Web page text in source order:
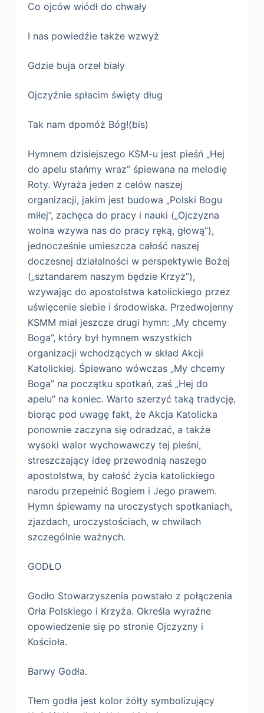
Co ojców wiódł do chwały
I nas powiedźie także wzwyż
Gdzie buja orzeł biały
Ojczyźnie spłacim święty dług
Tak nam dpomóż Bóg!(bis)
Hymnem dzisiejszego KSM-u jest pieśń „Hej
do apelu stańmy wraz” śpiewana na melodię
Roty. Wyraża jeden z celów naszej
organizacji, jakim jest budowa „Polski Bogu
miłej”, zachęca do pracy i nauki („Ojczyzna
wolna wzywa nas do pracy ręką, głową”),
jednocześnie umieszcza całość naszej
doczesnej działalności w perspektywie Bożej
(„sztandarem naszym będzie Krzyż”),
wzywając do apostolstwa katolickiego przez
uświęcenie siebie i środowiska. Przedwojenny
KSMM miał jeszcze drugi hymn: „My chcemy
Boga”, który był hymnem wszystkich
organizacji wchodzących w skład Akcji
Katolickiej. Śpiewano wówczas „My chcemy
Boga” na początku spotkań, zaś „Hej do
apelu” na koniec. Warto szerzyć taką tradycję,
biorąc pod uwagę fakt, że Akcja Katolicka
ponownie zaczyna się odradzać, a także
wysoki walor wychowawczy tej pieśni,
streszczający ideę przewodnią naszego
apostolstwa, by całość życia katolickiego
narodu przepełnić Bogiem i Jego prawem.
Hymn śpiewamy na uroczystych spotkaniach,
zjazdach, uroczystościach, w chwilach
szczególnie ważnych.
GODŁO
Godło Stowarzyszenia powstało z połączenia
Orła Polskiego i Krzyża. Określa wyraźne
opowiedzenie się po stronie Ojczyzny i
Kościoła.
Barwy Godła.
Tłem godła jest kolor żółty symbolizujący